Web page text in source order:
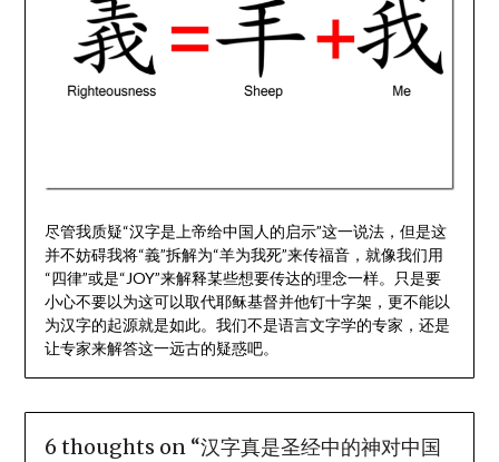
尽管我质疑“汉字是上帝给中国人的启示”这一说法，但是这
并不妨碍我将“義”拆解为“羊为我死”来传福音，就像我们用
“四律”或是“JOY”来解释某些想要传达的理念一样。只是要
小心不要以为这可以取代耶稣基督并他钉十字架，更不能以
为汉字的起源就是如此。我们不是语言文字学的专家，还是
让专家来解答这一远古的疑惑吧。
6 thoughts on “汉字真是圣经中的神对中国